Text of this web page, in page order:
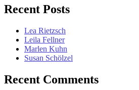
Recent Posts
Lea Rietzsch
Leila Fellner
Marlen Kuhn
Susan Schölzel
Recent Comments